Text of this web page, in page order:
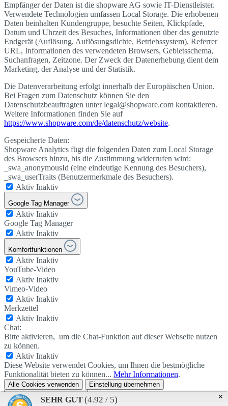
Empfänger der Daten ist die shopware AG sowie IT-Dienstleister.
Verwendete Technologien umfassen Local Storage. Die erhobenen
Daten beinhalten Kundengruppe, besuchte Seiten, Klickpfade,
Datum und Uhrzeit des Besuches, Informationen über das genutzte
Endgerät (Auflösung, Auflösungsdichte, Betriebssystem), Referrer
URL, Informationen des verwendeten Browsers, Gebietsschema,
Suchanfragen, Zeitzone. Der Zweck der Datenerhebung dient dem
Marketing, der Analyse und der Statistik.
Die Datenverarbeitung erfolgt innerhalb der Europäischen Union.
Bei Fragen zum Datenschutz können Sie den
Datenschutzbeauftragten unter legal@shopware.com kontaktieren.
Weitere Informationen finden Sie auf
https://www.shopware.com/de/datenschutz/website.
Gespeicherte Daten:
Shopware Analytics fügt die folgenden Daten zum Local Storage
des Browsers hinzu, bis die Zustimmung widerrufen wird:
_swa_anonymousId (eine eindeutige Kennung des Besuchers),
_swa_userTraits (Benutzermerkmale des Besuchers).
Aktiv Inaktiv
Google Tag Manager
Aktiv Inaktiv
Google Tag Manager
Aktiv Inaktiv
Komfortfunktionen
Aktiv Inaktiv
YouTube-Video
Aktiv Inaktiv
Vimeo-Video
Aktiv Inaktiv
Merkzettel
Aktiv Inaktiv
Chat:
Bitte aktivieren, um die Chat-Funktion auf dieser Webseite nutzen
zu können.
Aktiv Inaktiv
Diese Website verwendet Cookies, um Ihnen die bestmögliche
Funktionalität bieten zu können... Mehr Informationen.
Alle Cookies verwenden
Einstellung übernehmen
Datenschutzeinstellungen
×
SEHR GUT(4.92 / 5)